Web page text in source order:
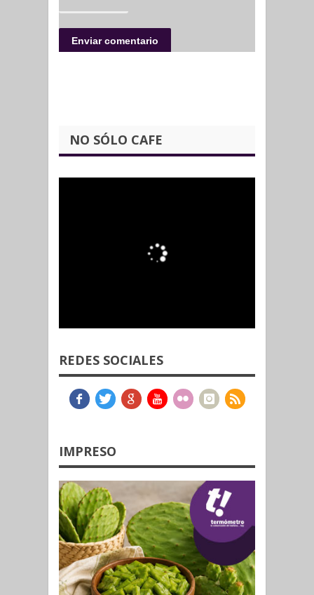
NO SÓLO CAFE
REDES SOCIALES
IMPRESO